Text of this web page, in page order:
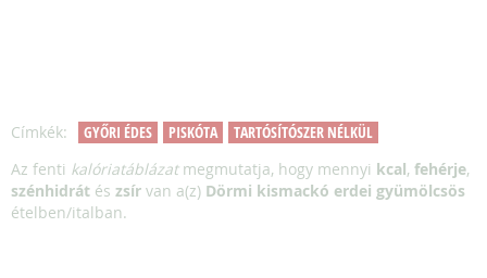
Címkék: GYŐRI ÉDES PISKÓTA
TARTÓSÍTÓSZER NÉLKÜL
Az fenti kalóriatáblázatmegmutatja, hogy mennyi kcal, fehérje,
szénhidrát és zsír van a(z) Dörmi kismackó erdei gyümölcsös
ételben/italban.